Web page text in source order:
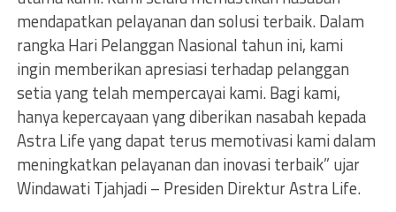
mendapatkan pelayanan dan solusi terbaik. Dalam
rangka Hari Pelanggan Nasional tahun ini, kami
ingin memberikan apresiasi terhadap pelanggan
setia yang telah mempercayai kami. Bagi kami,
hanya kepercayaan yang diberikan nasabah kepada
Astra Life yang dapat terus memotivasi kami dalam
meningkatkan pelayanan dan inovasi terbaik” ujar
Windawati Tjahjadi – Presiden Direktur Astra Life.